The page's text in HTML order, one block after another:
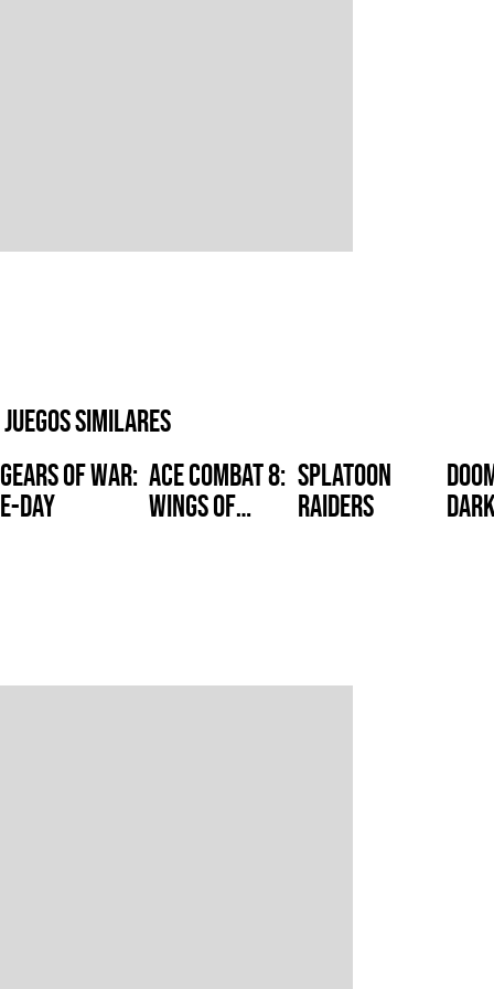
Juegos similares
Gears of War:
E-Day
Ace Combat 8:
Wings of
Splatoon
Raiders